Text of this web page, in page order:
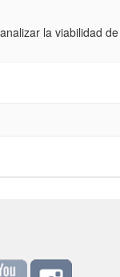
la viabilidad